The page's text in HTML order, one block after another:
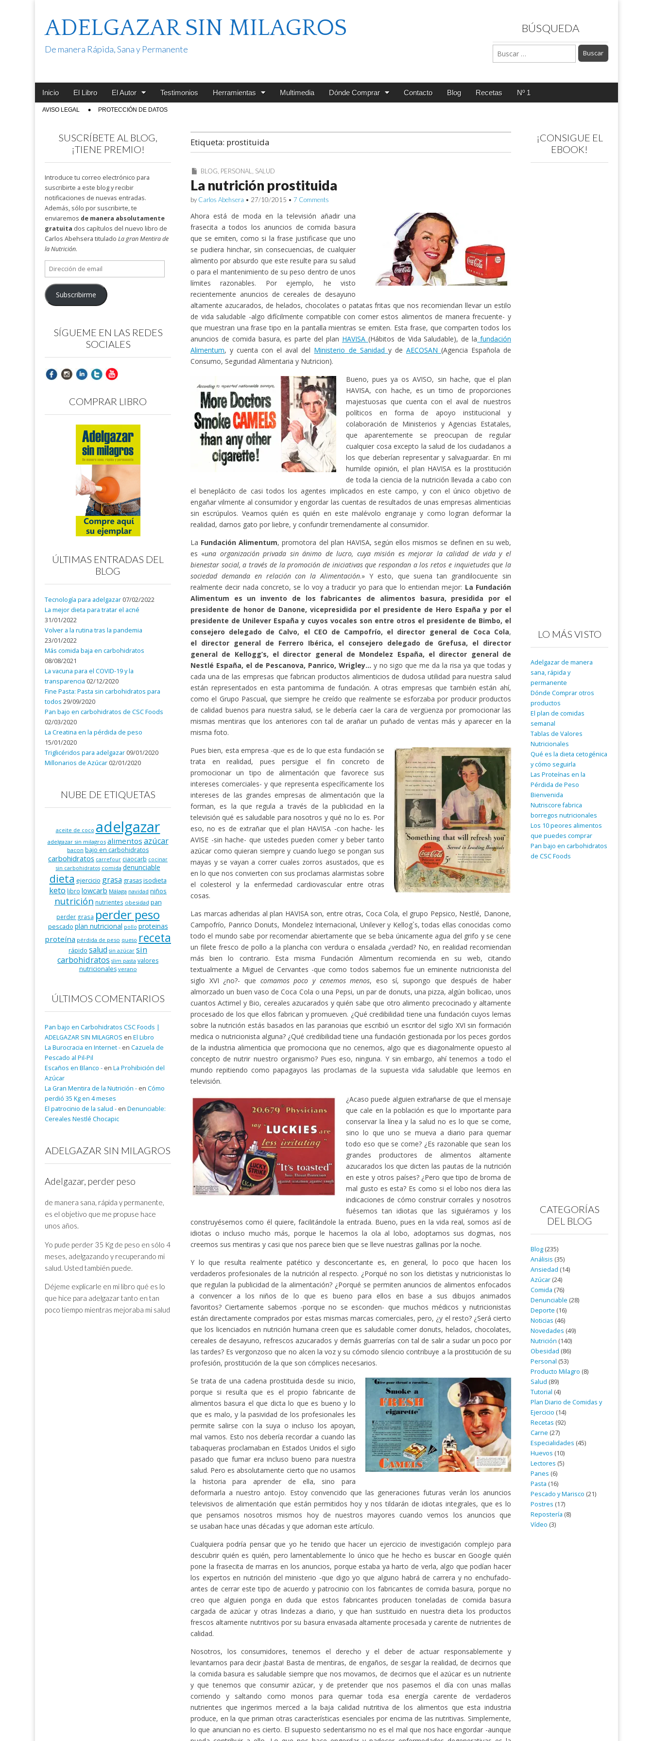
ADELGAZAR SIN MILAGROS
De manera Rápida, Sana y Permanente
BÚSQUEDA
Buscar:
Main
Skip
content
Inicio El Libro El Autor Testimonios Herramientas Multimedia Dónde Comprar Contacto Blog Recetas Nº 1
SubAVISO LEGAL PROTECCIÓN DE DATOS
Etiqueta: prostituida
BLOG, PERSONAL, SALUD
La nutrición prostituida
by Carlos Abehsera • 27/10/2015 • 7 Comments
Ahora está de moda en la televisión añadir una
frasecita a todos los anuncios de comida basura
que se emiten, como si la frase justificase que uno
se pudiera hinchar, sin consecuencias, de cualquier
alimento por absurdo que este resulte para su salud
o para el mantenimiento de su peso dentro de unos
límites razonables. Por ejemplo, he visto
recientemente anuncios de cereales de desayuno
altamente azucarados, de helados, chocolates o patatas fritas que nos recomiendan llevar un estilo
de vida saludable -algo difícilmente compatible con comer estos alimentos de manera frecuente- y
que muestran una frase tipo en la pantalla mientras se emiten. Esta frase, que comparten todos los
anuncios de comida basura, es parte del plan HAVISA (Hábitos de Vida Saludable), de la fundación
Alimentum, y cuenta con el aval del Ministerio de Sanidad y de AECOSAN (Agencia Española de
Consumo, Seguridad Alimentaria y Nutricion).
Bueno, pues ya os AVISO, sin hache, que el plan
HAVISA, con hache, es un timo de proporciones
majestuosas que cuenta con el aval de nuestros
políticos en forma de apoyo institucional y
colaboración de Ministerios y Agencias Estatales,
que aparentemente se preocupan de regular
cualquier cosa excepto la salud de los ciudadanos a
los que deberían representar y salvaguardar. En mi
humilde opinión, el plan HAVISA es la prostitución
de toda la ciencia de la nutrición llevada a cabo con
el beneplácito de casi todos los agentes implicados en este campo, y con el único objetivo de
engañar vilmente al consumidor y engordar las cuentas de resultados de unas empresas alimenticias
sin escrúpulos. Veamos quién es quién en este malévolo engranaje y como logran deformar la
realidad, darnos gato por liebre, y confundir tremendamente al consumidor.
La Fundación Alimentum, promotora del plan HAVISA, según ellos mismos se definen en su web,
es «una organización privada sin ánimo de lucro, cuya misión es mejorar la calidad de vida y el
bienestar social, a través de la promoción de iniciativas que respondan a los retos e inquietudes que la
sociedad demanda en relación con la Alimentación.» Y esto, que suena tan grandilocuente sin
realmente decir nada concreto, se lo voy a traducir yo para que lo entiendan mejor: La Fundación
Alimentum es un invento de los fabricantes de alimentos basura, presidida por el
presidente de honor de Danone, vicepresidida por el presidente de Hero España y por el
presidente de Unilever España y cuyos vocales son entre otros el presidente de Bimbo, el
consejero delegado de Calvo, el CEO de Campofrío, el director general de Coca Cola,
el director general de Ferrero Ibérica, el consejero delegado de Grefusa, el director
general de Kellogg’s, el director general de Mondelez España, el director general de
Nestlé España, el de Pescanova, Panrico, Wrigley… y no sigo que me da la risa ya que todas y
cada una de las empresas que fabrican productos alimenticios de dudosa utilidad para nuestra salud
están representados en esta pantomima de fundación. A otras empresas que también están ahí,
como el Grupo Pascual, que siempre he creído que realmente se esforzaba por producir productos
de calidad buenos para nuestra salud, se le debería caer la cara de vergüenza por promocionar las
mismas mentiras que los anteriores con tal de arañar un puñado de ventas más y aparecer en la
misma foto.
Pues bien, esta empresa -que es de lo que esta fundación se
trata en realidad, pues persigue el fin concreto de
promocionar un tipo de alimentación que favorece sus
intereses comerciales- y que representa específicamente los
intereses de las grandes empresas de alimentación que la
forman, es la que regula a través de la publicidad en la
televisión qué es saludable para nosotros y qué no lo es. Por
eso, no es de extrañar que el plan HAVISA -con hache- les
AVISE -sin hache- que ustedes pueden comer y beber tanto
azúcar como quieran siempre y cuando luego se pongan sus
mayas y se vayan a correr cuales zorros asustados, que es
en lo que nos convierten con sus proclamas alarmistas sobre
el colesterol y la enfermedad cardiovascular entre otras
cosas.
Las marcas adheridas al plan HAVISA son, entre otras, Coca Cola, el grupo Pepsico, Nestlé, Danone,
Campofrío, Panrico Donuts, Mondelez Internacional, Unilever y Kellog`s, todas ellas conocidas como
todo el mundo sabe por recomendar abiertamente que se beba únicamente agua del grifo y se cene
un filete fresco de pollo a la plancha con verdura o ensalada ¿verdad? No, en realidad recomiendan
más bien lo contrario. Esta misma Fundación Alimentum recomienda en su web, citando
textualmente a Miguel de Cervantes -que como todos sabemos fue un eminente nutricionista del
siglo XVI ¿no?- que comamos poco y cenemos menos, eso sí, supongo que después de haber
almorzado un buen vaso de Coca Cola o una Pepsi, un par de donuts, una pizza, algún bollicao, unos
cuantos Actimel y Bio, cereales azucarados y quién sabe que otro alimento precocinado y altamente
procesado de los que ellos fabrican y promueven. ¿Qué credibilidad tiene una fundación cuyos lemas
sobre la nutrición estás basados en las paranoias que escribió un escritor del siglo XVI sin formación
medica o nutricionista alguna? ¿Qué credibilidad tiene una fundación gestionada por los peces gordos
de la industria alimenticia que promociona que no cenemos, algo que es diagonalmente opuesto al
concepto de nutrir nuestro organismo? Pues eso, ninguna. Y sin embargo, ahí tenemos a todo el
mundo repitiendo como papagayos las proclamas de la supuesta vida saludable que leemos en
televisión.
¿Acaso puede alguien extrañarse de que el mensaje
que cale en la población es que lo importante para
conservar la línea y la salud no es lo que se come,
sino lo que uno se mueva a diario para quemar
todo eso que se come? ¿Es razonable que sean los
grandes productores de alimentos altamente
azucarados los que dicten las pautas de la nutrición
en este y otros países? ¿Pero que tipo de broma de
mal gusto es esta? Es como si el lobo nos diera las
indicaciones de cómo construir corrales y nosotros
fuésemos tan idiotas que las siguiéramos y los
construyésemos como él quiere, facilitándole la entrada. Bueno, pues en la vida real, somos así de
idiotas o incluso mucho más, porque le hacemos la ola al lobo, adoptamos sus dogmas, nos
creemos sus mentiras y casi que nos parece bien que se lleve nuestras gallinas por la noche.
Y lo que resulta realmente patético y desconcertante es, en general, lo poco que hacen los
verdaderos profesionales de la nutrición al respecto. ¿Porqué no son los dietistas y nutricionistas lo
que regulan la publicidad de la alimentación? ¿Porqué se permiten anuncios de alimentos enfocados
a convencer a los niños de lo que es bueno para ellos en base a sus dibujos animados
favoritos? Ciertamente sabemos -porque no se esconden- que muchos médicos y nutricionistas
están directamente comprados por estas mismas marcas comerciales, pero, ¿y el resto? ¿Será cierto
que los licenciados en nutrición humana creen que es saludable comer donuts, helados, chocolates,
cereales de desayuno, refrescos azucarados y demás guarrerías con tal de salir a sudar un poco por
las tardes? Es vergonzoso que no alcen la voz y su cómodo silencio contribuye a la prostitución de su
profesión, prostitución de la que son cómplices necesarios.
Se trata de una cadena prostituida desde su inicio,
porque si resulta que es el propio fabricante de
alimentos basura el que dicta lo que es bueno y lo
que es malo, y la pasividad de los profesionales les
permite salirse con la suya o incluso los apoyan,
mal vamos. Esto nos debería recordar a cuando las
tabaqueras proclamaban en Estados Unidos el siglo
pasado que fumar era incluso bueno para nuestra
salud. Pero es absolutamente cierto que no usamos
la historia para aprender de ella, sino para
deformarla a nuestro antojo. Estoy convencido que las generaciones futuras verán los anuncios
televisivos de alimentación que están permitidos hoy y nos tildarán de idiotas integrales, que es lo
que pensamos nosotros mismos hoy de nuestros mayores cuando vemos los anuncios que
se usaban hace unas décadas y que adornan este artículo.
Cualquiera podría pensar que yo he tenido que hacer un ejercicio de investigación complejo para
descubrir quién es quién, pero lamentablemente lo único que he hecho es buscar en Google quién
pone la frasecita de marras en los anuncios, porque estaba ya harto de verla, algo que podían hacer
los expertos en nutrición del ministerio -que digo yo que alguno habrá de carrera y no enchufado-
antes de cerrar este tipo de acuerdo y patrocinio con los fabricantes de comida basura, porque no
creo que alguien ponga en duda que estos fabricantes producen toneladas de comida basura
cargada de azúcar y otras lindezas a diario, y que han sustituido en nuestra dieta los productos
frescos altamente nutritivos por su basura envasada altamente procesada y carente de nutrientes de
calidad.
Nosotros, los consumidores, tenemos el derecho y el deber de actuar responsablemente y
levantarnos para decir ¡basta! Basta de mentiras, de engaños, de sesgar la realidad, de decirnos que
la comida basura es saludable siempre que nos movamos, de decirnos que el azúcar es un nutriente
y que tenemos que consumir azúcar, y de pretender que nos pasemos el día con unas mallas
corriendo y saltando como monos para quemar toda esa energía carente de verdaderos
nutrientes que ingerimos merced a la baja calidad nutritiva de los alimentos que esta industria
produce, en la que priman otras características esenciales por encima de las nutritivas. Simplemente,
lo que anuncian no es cierto. El supuesto sedentarismo no es el mal que nos hace engordar -aunque
SUSCRÍBETE AL BLOG,
¡TIENE PREMIO!
Introduce tu correo electrónico para
suscribirte a este blog y recibir
notificaciones de nuevas entradas.
Además, sólo por suscribirte, te
enviaremos de manera absolutamente
gratuita dos capítulos del nuevo libro de
Carlos Abehsera titulado La gran Mentira de
la Nutrición.
Dirección
de
email
Subscribirme
SÍGUEME EN LAS REDES
SOCIALES
COMPRAR LIBRO
ÚLTIMAS ENTRADAS DEL
BLOG
Tecnología para adelgazar 07/02/2022
La mejor dieta para tratar el acné
31/01/2022
Volver a la rutina tras la pandemia
23/01/2022
Más comida baja en carbohidratos
08/08/2021
La vacuna para el COVID-19 y la
transparencia 02/12/2020
Fine Pasta: Pasta sin carbohidratos para
todos 29/09/2020
Pan bajo en carbohidratos de CSC Foods
02/03/2020
La Creatina en la pérdida de peso
15/01/2020
Triglicéridos para adelgazar 09/01/2020
Millonarios de Azúcar 02/01/2020
NUBE DE ETIQUETAS
aceite de coco adelgazar
adelgazar sin milagros alimentos azúcar
bacon bajo en carbohidratos
carbohidratos carrefour ciaocarb cocinar
sin carbohidratos comida denunciable
dieta ejercicio grasa grasas isodieta
keto libro lowcarb Málaga navidad niños
nutrición nutrientes obesidad pan
perder grasa perder peso
pescado plan nutricional pollo proteinas
proteína pérdida de peso queso receta
rápido salud sin azúcar sin
carbohidratos slim pasta valores
nutricionales verano
ÚLTIMOS COMENTARIOS
Pan bajo en Carbohidratos CSC Foods |
ADELGAZAR SIN MILAGROS en El Libro
La Burocracia en Internet - en Cazuela de
Pescado al Pil-Pil
Escaños en Blanco - en La Prohibición del
Azúcar
La Gran Mentira de la Nutrición - en Cómo
perdió 35 Kg en 4 meses
El patrocinio de la salud - en Denunciable:
Cereales Nestlé Chocapic
ADELGAZAR SIN MILAGROS
Adelgazar, perder peso
de manera sana, rápida y permanente,
es el objetivo que me propuse hace
unos años.
Yo pude perder 35 Kg de peso en sólo 4
meses, adelgazando y recuperando mi
salud. Usted también puede.
Déjeme explicarle en mi libro qué es lo
que hice para adelgazar tanto en tan
poco tiempo mientras mejoraba mi salud
¡CONSIGUE EL
EBOOK!
LO MÁS VISTO
Adelgazar de manera
sana, rápida y
permanente
Dónde Comprar otros
productos
El plan de comidas
semanal
Tablas de Valores
Nutricionales
Qué es la dieta cetogénica
y cómo seguirla
Las Proteínas en la
Pérdida de Peso
Bienvenida
Nutriscore fabrica
borregos nutricionales
Los 10 peores alimentos
que puedes comprar
Pan bajo en carbohidratos
de CSC Foods
CATEGORÍAS
DEL BLOG
Blog (235)
Análisis (35)
Ansiedad (14)
Azúcar (24)
Comida (76)
Denunciable (28)
Deporte (16)
Noticias (46)
Novedades (49)
Nutrición (140)
Obesidad (86)
Personal (53)
Producto Milagro (8)
Salud (89)
Tutorial (4)
Plan Diario de Comidas y
Ejercicio (14)
Recetas (92)
Carne (27)
Especialidades (45)
Huevos (10)
Lectores (5)
Panes (6)
Pasta (16)
Pescado y Marisco (21)
Postres (17)
Repostería (8)
Vídeo (3)